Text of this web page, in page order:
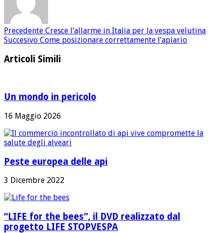
Precedente Cresce l’allarme in Italia per la vespa velutina
Succesivo Come posizionare correttamente l’apiario
Articoli Simili
Un mondo in pericolo
16 Maggio 2026
Peste europea delle api
3 Dicembre 2022
“LIFE for the bees”, il DVD realizzato dal
progetto LIFE STOPVESPA